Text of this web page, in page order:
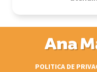
Ana
POLITICA DE